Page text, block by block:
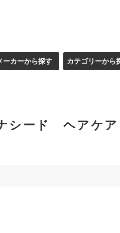
ーカーから探す カテゴリーから
シード ヘアケア